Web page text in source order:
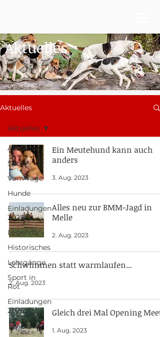
Aktuelles
Aktuelles
Aktuelles
Sport
Vom Tage
Hunde
Einladungen
2025
Legendär
Historisches
Lehrgänge
Sport in
Rot
Einladungen
2026
Aktuelles
Ein Meutehund kann auch
anders
3. Aug. 2023
Alles neu zur BMM-Jagd in
Melle
2. Aug. 2023
Schwimmen statt warmlaufen...
2. Aug. 2023
Gleich drei Mal Opening Meets
1. Aug. 2023